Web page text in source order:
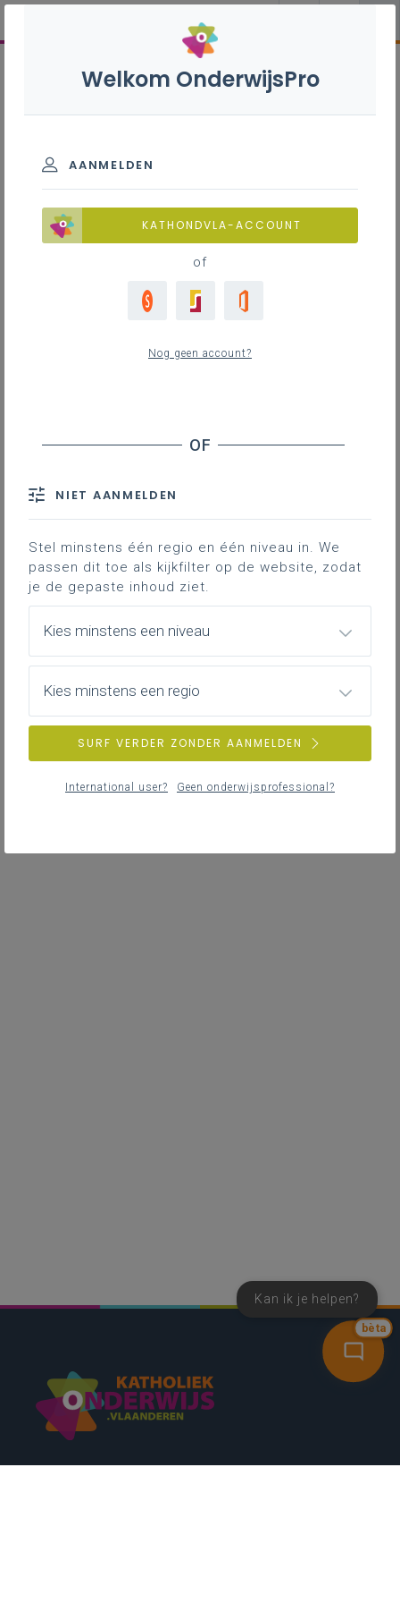
bèta
Kan ik je helpen?
Welkom OnderwijsPro
AANMELDEN
KATHONDVLA-ACCOUNT
of
Nog geen account?
NIET AANMELDEN
Stel minstens één regio en één niveau in. We
passen dit toe als kijkfilter op de website, zodat
je de gepaste inhoud ziet.
Kies minstens een niveau
Kies minstens een regio
SURF VERDER ZONDER AANMELDEN
International user? Geen onderwijsprofessional?